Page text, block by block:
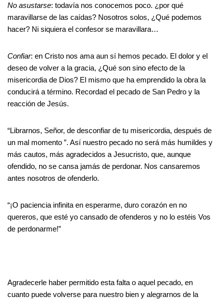
No asustarse: todavía nos conocemos poco. ¿por qué
maravillarse de las caídas? Nosotros solos, ¿Qué podemos
hacer? Ni siquiera el confesor se maravillara…
Confiar: en Cristo nos ama aun sí hemos pecado. El dolor y el
deseo de volver a la gracia, ¿Qué son sino efecto de la
misericordia de Dios? El mismo que ha emprendido la obra la
conducirá a término. Recordad el pecado de San Pedro y la
reacción de Jesús.
“Librarnos, Señor, de desconfiar de tu misericordia, después de
un mal momento ”. Así nuestro pecado no será más humildes y
más cautos, más agradecidos a Jesucristo, que, aunque
ofendido, no se cansa jamás de perdonar. Nos cansaremos
antes nosotros de ofenderlo.
“¡O paciencia infinita en esperarme, duro corazón en no
quereros, que esté yo cansado de ofenderos y no lo estéis Vos
de perdonarme!”
Agradecerle haber permitido esta falta o aquel pecado, en
cuanto puede volverse para nuestro bien y alegrarnos de la